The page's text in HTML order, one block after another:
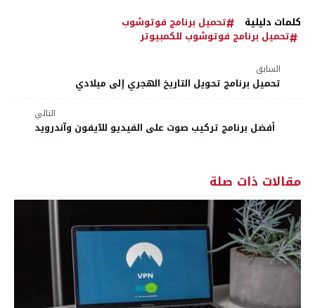
كلمات دليلية
تحميل برنامج فوتوشوب
تحميل برنامج فوتوشوب للكمبيوتر
السابق
تحميل برنامج تحويل التاريخ الهجري إلى ميلادي
التالي
أفضل برنامج تركيب صوت على الفيديو للآيفون وآندرويد
مقالات ذات صلة